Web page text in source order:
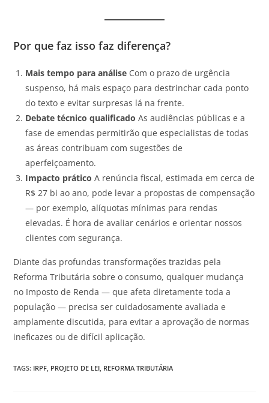
Por que faz isso faz diferença?
Mais tempo para análise Com o prazo de urgência
suspenso, há mais espaço para destrinchar cada ponto
do texto e evitar surpresas lá na frente.
Debate técnico qualificado As audiências públicas e a
fase de emendas permitirão que especialistas de todas
as áreas contribuam com sugestões de
aperfeiçoamento.
Impacto prático A renúncia fiscal, estimada em cerca de
R$ 27 bi ao ano, pode levar a propostas de compensação
— por exemplo, alíquotas mínimas para rendas
elevadas. É hora de avaliar cenários e orientar nossos
clientes com segurança.
Diante das profundas transformações trazidas pela
Reforma Tributária sobre o consumo, qualquer mudança
no Imposto de Renda — que afeta diretamente toda a
população — precisa ser cuidadosamente avaliada e
amplamente discutida, para evitar a aprovação de normas
ineficazes ou de difícil aplicação.
TAGS: IRPF, PROJETO DE LEI, REFORMA TRIBUTÁRIA